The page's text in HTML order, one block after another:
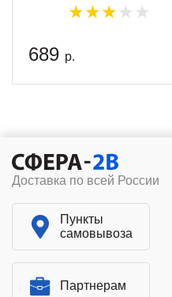
689 р.
Доставка по всей России
Пункты
самовывоза
Партнерам